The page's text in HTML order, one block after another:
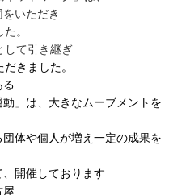
いただき
。
して引き継ぎ
きました。
る
」は、 大きなムーブメントを
体や個人が増え一定の成果を
開催しております
」